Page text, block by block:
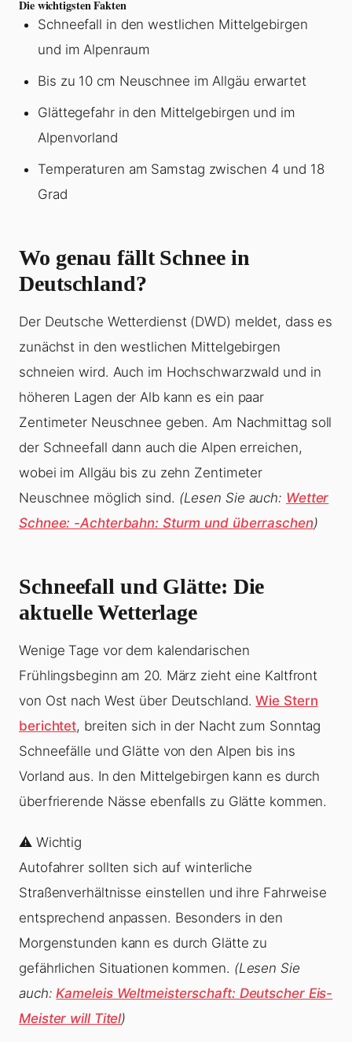
Die wichtigsten Fakten
Schneefall in den westlichen Mittelgebirgen
und im Alpenraum
Bis zu 10 cm Neuschnee im Allgäu erwartet
Glättegefahr in den Mittelgebirgen und im
Alpenvorland
Temperaturen am Samstag zwischen 4 und 18
Grad
Wo genau fällt Schnee in
Deutschland?
Der Deutsche Wetterdienst (DWD) meldet, dass es
zunächst in den westlichen Mittelgebirgen
schneien wird. Auch im Hochschwarzwald und in
höheren Lagen der Alb kann es ein paar
Zentimeter Neuschnee geben. Am Nachmittag soll
der Schneefall dann auch die Alpen erreichen,
wobei im Allgäu bis zu zehn Zentimeter
Neuschnee möglich sind. (Lesen Sie auch: Wetter
Schnee: -Achterbahn: Sturm und überraschen)
Schneefall und Glätte: Die
aktuelle Wetterlage
Wenige Tage vor dem kalendarischen
Frühlingsbeginn am 20. März zieht eine Kaltfront
von Ost nach West über Deutschland.Wie Stern
berichtet, breiten sich in der Nacht zum Sonntag
Schneefälle und Glätte von den Alpen bis ins
Vorland aus. In den Mittelgebirgen kann es durch
überfrierende Nässe ebenfalls zu Glätte kommen.
⚠️ Wichtig
Autofahrer sollten sich auf winterliche
Straßenverhältnisse einstellen und ihre Fahrweise
entsprechend anpassen. Besonders in den
Morgenstunden kann es durch Glätte zu
gefährlichen Situationen kommen. (Lesen Sie
auch:Kameleis Weltmeisterschaft: Deutscher Eis-
Meister will Titel)